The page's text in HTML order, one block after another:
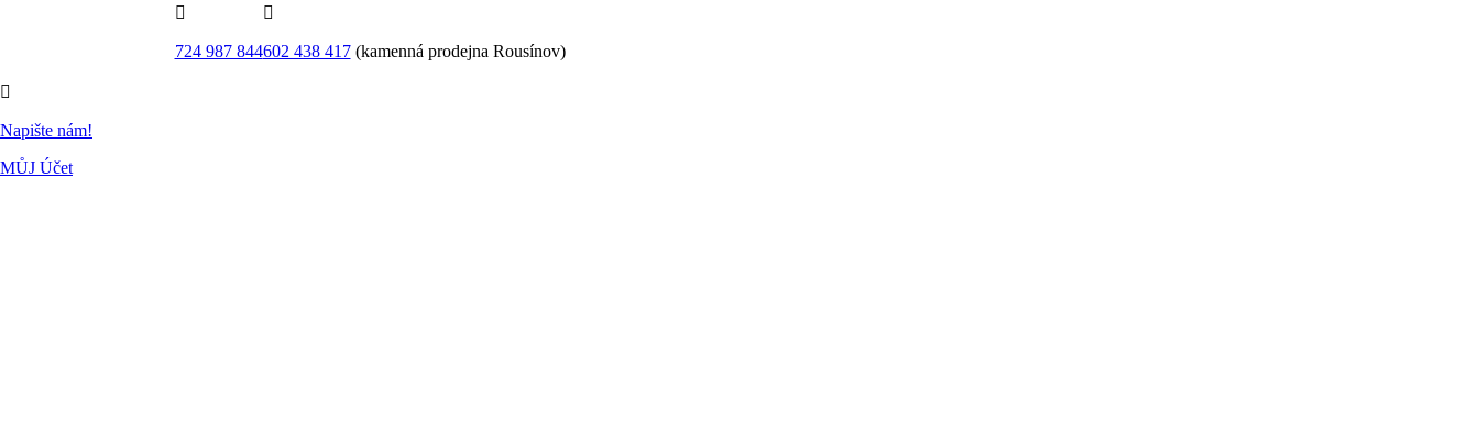

724 987 844

602 438 417(kamenná prodejna Rousínov)

Napište nám!
MŮJ Účet